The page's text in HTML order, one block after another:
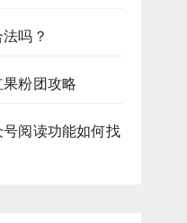
吗？
粉团攻略
阅读功能如何找